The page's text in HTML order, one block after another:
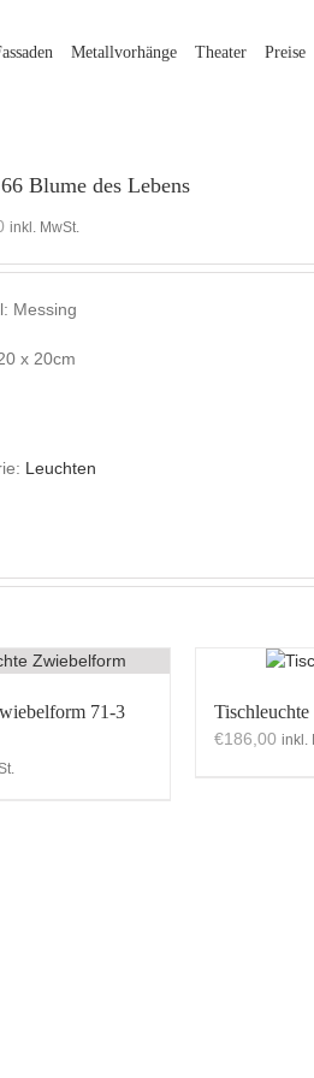
Metallvorhänge Theater Preise
Blume des Lebens
inkl. MwSt.
Messing
x 20cm
Leuchten
71-3
Tischleuchte
€186,00 inkl.